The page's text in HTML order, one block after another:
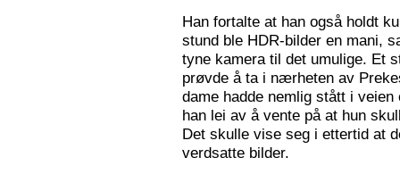
Han fortalte at han også holdt
stund ble HDR-bilder en mani,
tyne kamera til det umulige. Et
prøvde å ta i nærheten av
dame hadde nemlig stått i
han lei av å vente på at hun
Det skulle vise seg i ettertid at
verdsatte bilder.